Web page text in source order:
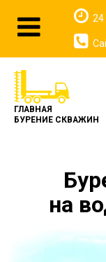
ГЛАВНАЯ
БУРЕНИЕ СКВАЖИН
на
24